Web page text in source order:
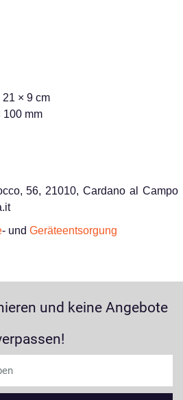
21 × 9 cm
100 mm
56, 21010, Cardano al Campo
- und Geräteentsorgung
und keine Angebote